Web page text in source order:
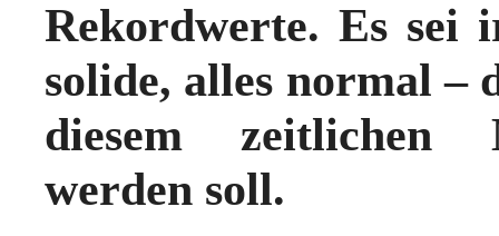
Rekordwerte. Es sei
solide, alles normal –
diesem zeitlichen
werden soll.